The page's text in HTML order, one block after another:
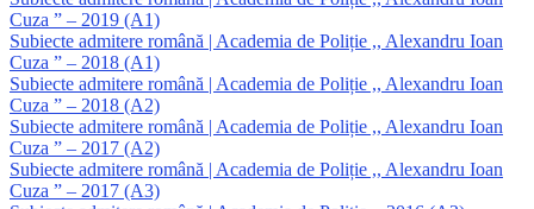
Cuza ” – 2019 (A1)
Subiecte admitere română | Academia de Poliție ,, Alexandru Ioan
Cuza ” – 2018 (A1)
Subiecte admitere română | Academia de Poliție ,, Alexandru Ioan
Cuza ” – 2018 (A2)
Subiecte admitere română | Academia de Poliție ,, Alexandru Ioan
Cuza ” – 2017 (A2)
Subiecte admitere română | Academia de Poliție ,, Alexandru Ioan
Cuza ” – 2017 (A3)